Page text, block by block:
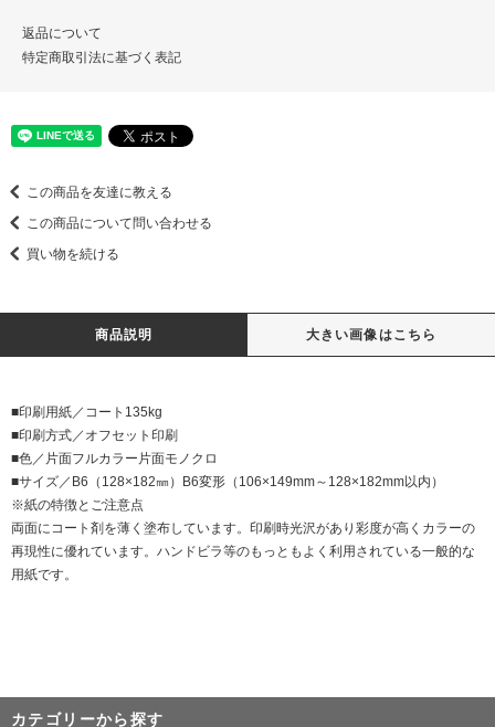
返品について
特定商取引法に基づく表記
この商品を友達に教える
この商品について問い合わせる
買い物を続ける
商品説明 大きい画像はこちら
■印刷用紙／コート135kg
■印刷方式／オフセット印刷
■色／片面フルカラー片面モノクロ
■サイズ／B6（128×182㎜）B6変形（106×149mm～128×182mm以内）
※紙の特徴とご注意点
両面にコート剤を薄く塗布しています。印刷時光沢があり彩度が高くカラーの
再現性に優れています。ハンドビラ等のもっともよく利用されている一般的な
用紙です。
カテゴリーから探す